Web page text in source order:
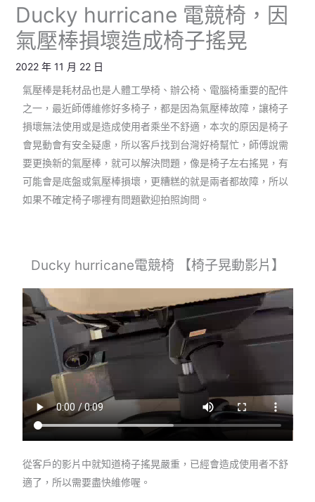
Ducky hurricane 電競椅，因
氣壓棒損壞造成椅子搖晃
2022 年 11 月 22 日
氣壓棒是耗材品也是人體工學椅、辦公椅、電腦椅重要的配件
之一，最近師傅維修好多椅子，都是因為氣壓棒故障，讓椅子
損壞無法使用或是造成使用者乘坐不舒適，本次的原因是椅子
會晃動會有安全疑慮，所以客戶找到台灣好椅幫忙，師傅說需
要更換新的氣壓棒，就可以解決問題，像是椅子左右搖晃，有
可能會是底盤或氣壓棒損壞，更糟糕的就是兩者都故障，所以
如果不確定椅子哪裡有問題歡迎拍照詢問。
Ducky hurricane電競椅 【椅子晃動影片】
從客戶的影片中就知道椅子搖晃嚴重，已經會造成使用者不舒
適了，所以需要盡快維修喔。